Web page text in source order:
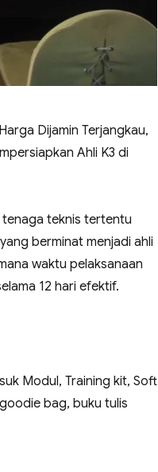
Dijamin Terjangkau,
Ahli K3 di
tenaga teknis tertentu
berminat menjadi ahli
waktu pelaksanaan
12 hari efektif.
Modul, Training kit, Soft
bag, buku tulis